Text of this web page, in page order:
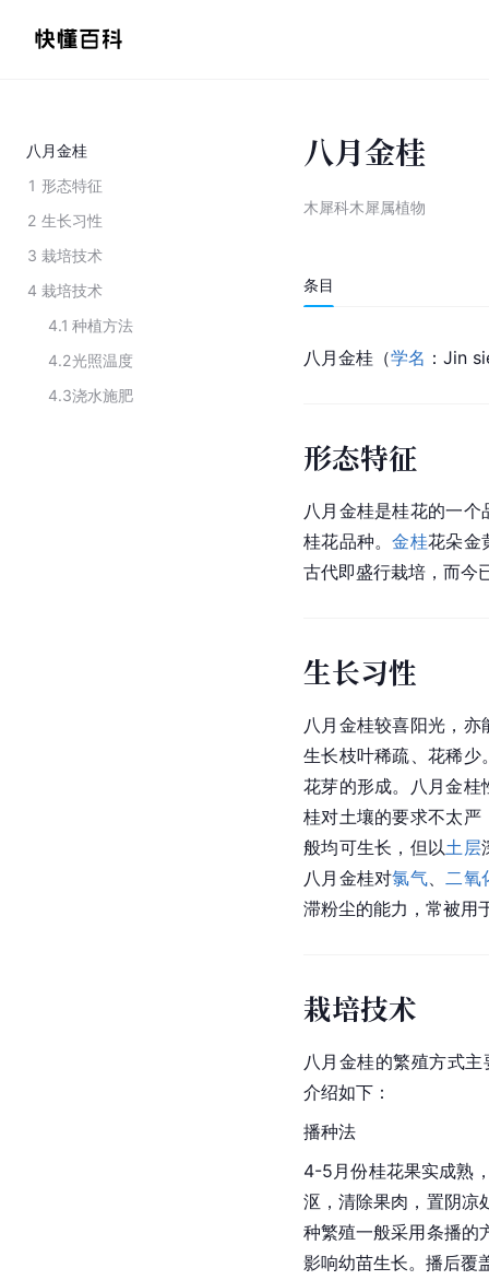
八月金桂
1 形态特征
2 生长习性
3 栽培技术
4 栽培技术
4.1 种植方法
4.2光照温度
4.3浇水施肥
八月金桂
木犀科木犀属植物
条目
八月金桂（学名 ：Jin
形态特征
八月金桂是桂花的一
桂花品种。金桂花朵金
古代即盛行栽培，而今
生长习性
八月金桂较喜阳光，
生长枝叶稀疏、花稀少
花芽的形成。八月金桂
桂对土壤的要求不太严
般均可生长，但以土层
八月金桂对氯气
二氧
滞粉尘的能力，常被用
栽培技术
八月金桂的繁殖方式
介绍如下：
播种法
4-5月份桂花果实成熟
沤，清除果肉，置阴凉
种繁殖一般采用条播的
影响幼苗生长。播后覆